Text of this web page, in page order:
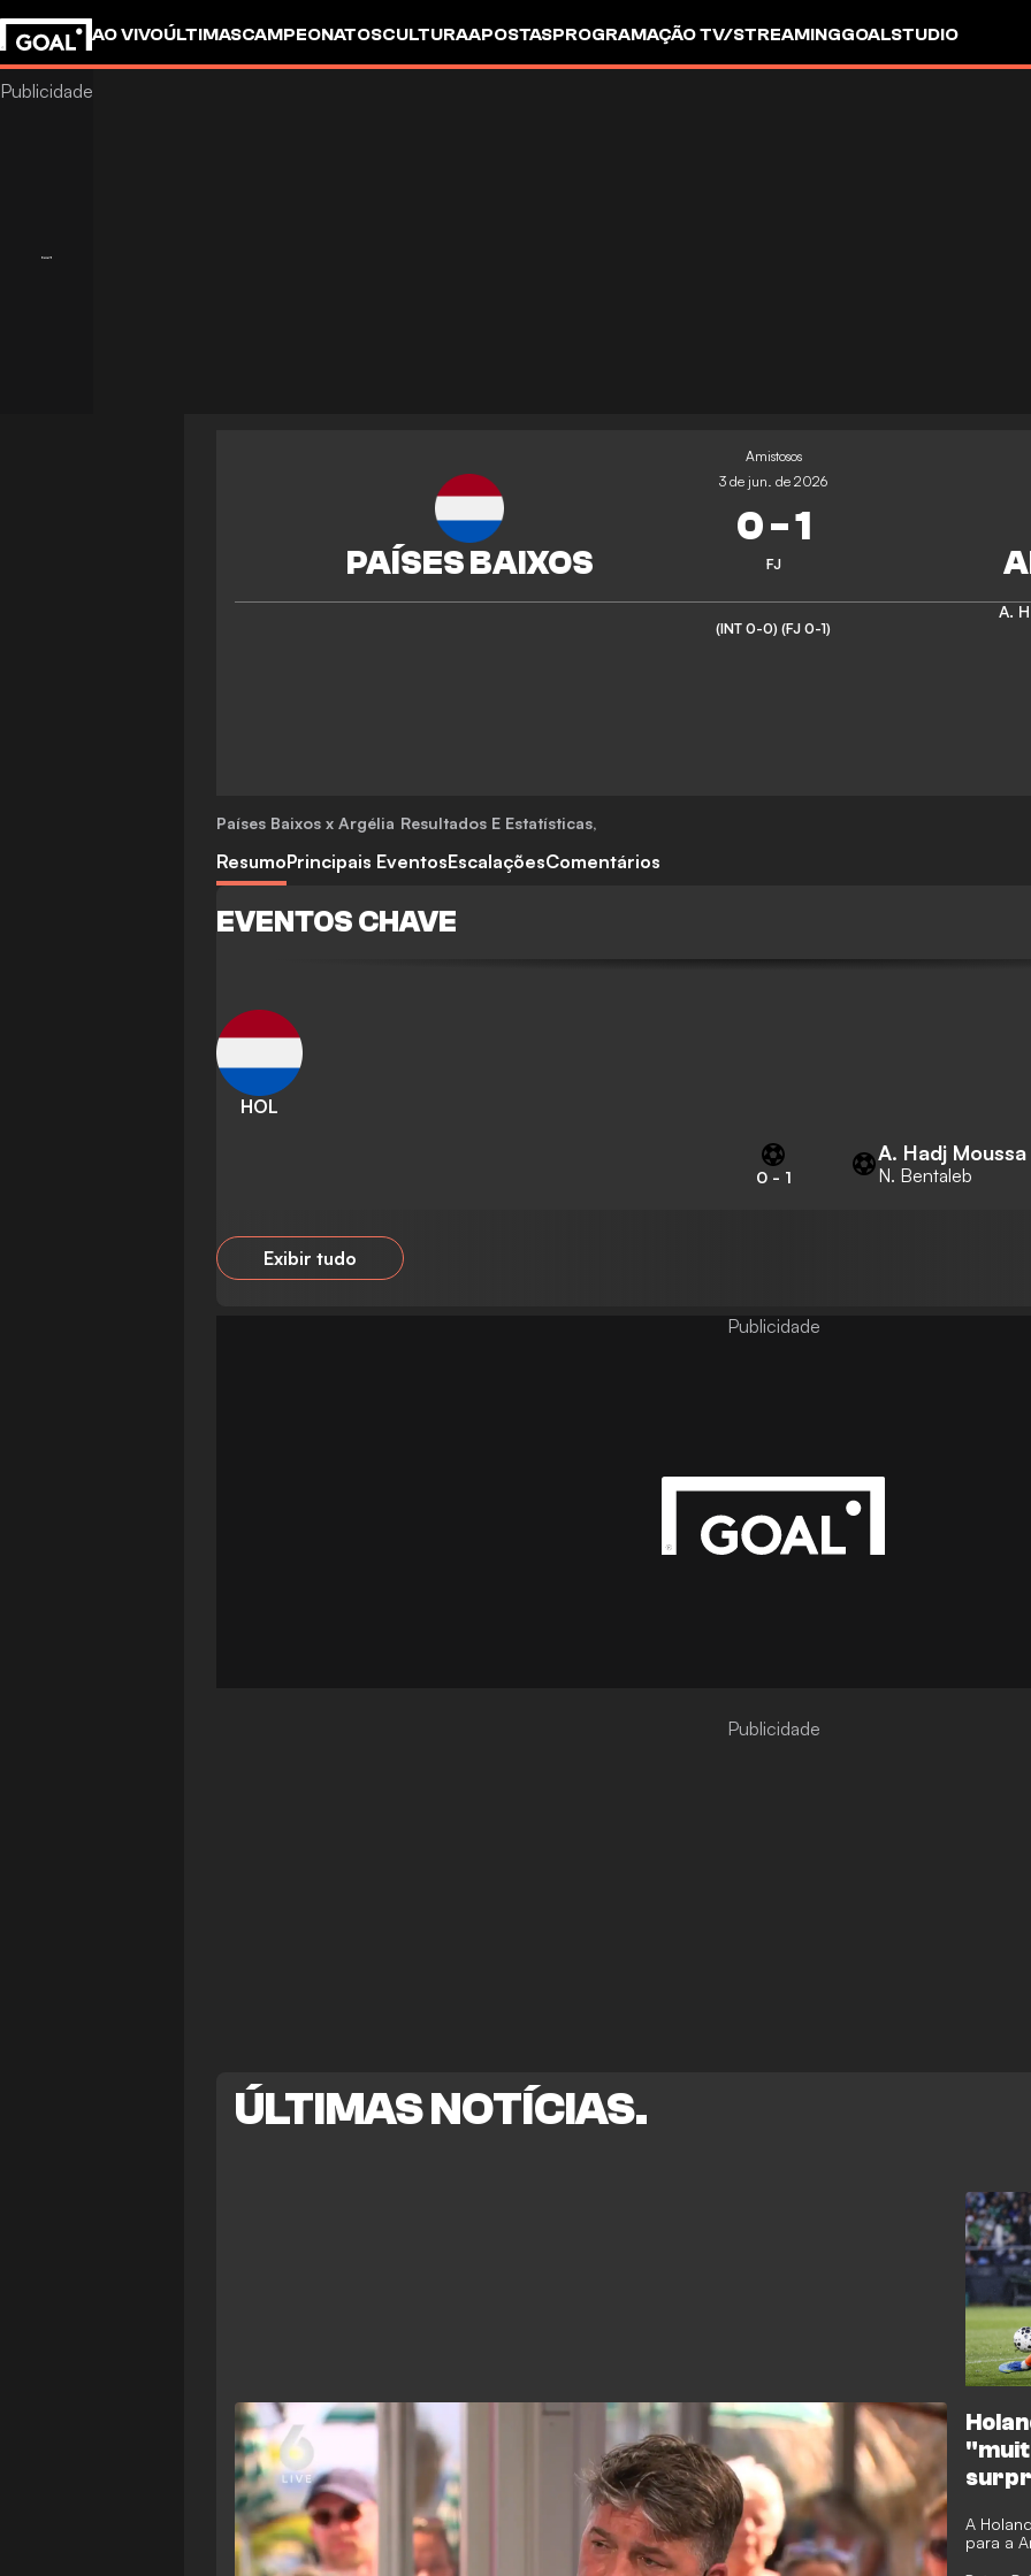
AO VIVOÚLTIMASCAMPEONATOSCULTURAAPOSTASPROGRAMAÇÃO TV/STREAMINGGOALSTUDIO
Amistosos
3 de jun. de 2026
0-1
FJ
A.
(INT 0-0) (FJ 0-1)
Países Baixos x Argélia Resultados E Estatísticas,
ResumoPrincipais EventosEscalaçõesComentários
EVENTOS CHAVE
HOL
0- 1
A. Hadj Moussa
N. Bentaleb
Exibir tudo
ÚLTIMAS NOTÍCIAS.
A
para a
Publicidade